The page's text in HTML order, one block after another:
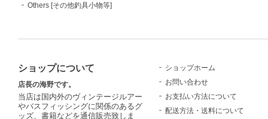
Others [その他釣具小物等]
ショップについて
店長の海野です。
当店は国内外のヴィンテージルアー
やバスフィッシングに関係のあるグ
ッズ、書籍などを通信販売致しま
ショップホーム
お問い合わせ
お支払い方法について
配送方法・送料について